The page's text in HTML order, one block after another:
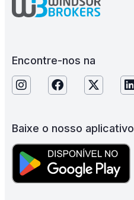
Encontre-nos na
Baixe o nosso aplicativo